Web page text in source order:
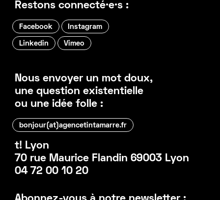
Restons connecté·e·s :
Facebook Instagram
Linkedin Vimeo
Nous envoyer un mot doux,
une question existentielle
ou une idée folle :
bonjour(at)agencetintamarre.fr
t! Lyon
70 rue Maurice Flandin 69003 Lyon
04 72 00 10 20